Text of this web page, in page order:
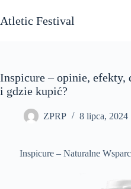
do
treści
Atletic Festival
Inspicure – opinie, efekty,
i gdzie kupić?
ZPRP 8 lipca, 2024
Inspicure – Naturalne